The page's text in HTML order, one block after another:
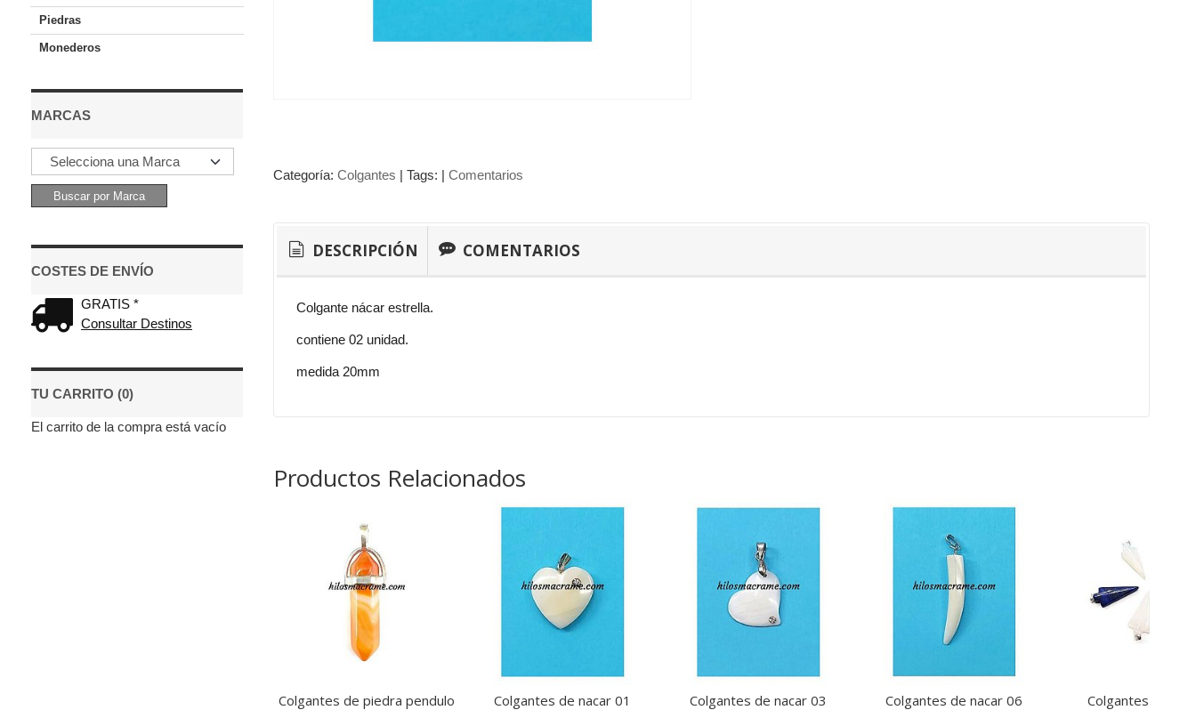
Piedras
Monederos
MARCAS
COSTES DE ENVÍO
GRATIS *
Consultar Destinos
TU CARRITO (0)
El carrito de la compra está vacío
Categoría: Colgantes | Tags: | Comentarios
DESCRIPCIÓN COMENTARIOS
Colgante nácar estrella.
contiene 02 unidad.
medida 20mm
Productos Relacionados
Colgantes de piedra pendulo Colgantes de nacar 01 Colgantes de nacar 03 Colgantes de nacar 06 Colgantes de